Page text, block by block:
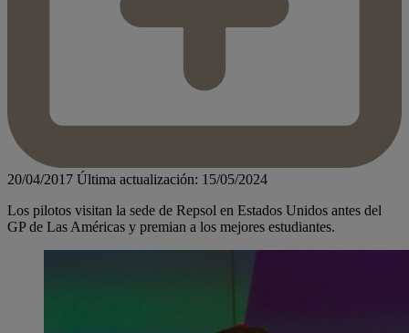
20/04/2017 Última actualización: 15/05/2024
Los pilotos visitan la sede de Repsol en Estados Unidos antes del
GP de Las Américas y premian a los mejores estudiantes.